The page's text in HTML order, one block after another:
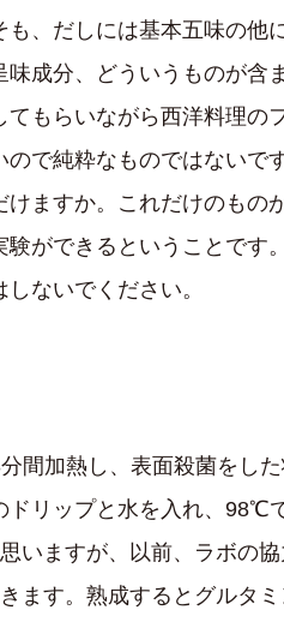
、だしには基本五味の他
成分、どういうものが含
もらいながら西洋料理の
で純粋なものではないで
ますか。これだけのもの
ができるということです
ないでください。
間加熱し、表面殺菌をし
ドリップと水を入れ、98℃
いますが、以前、ラボの協
ます。熟成するとグルタ